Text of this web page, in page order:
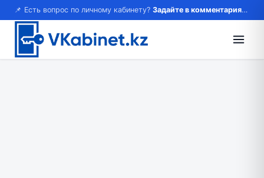
📌 Есть вопрос по личному кабинету? Задайте в комментариях — ответим!